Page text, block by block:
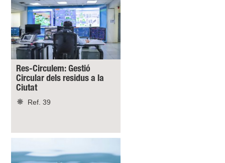
Res-Circulem: Gestió
Circular dels residus a la
Ciutat
Ref. 39